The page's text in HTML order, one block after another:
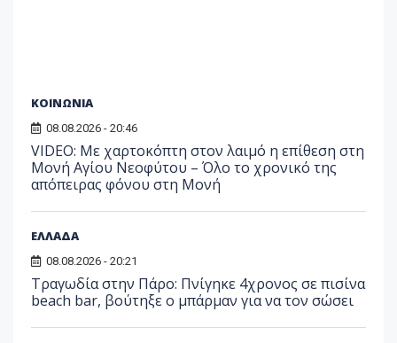
ΚΟΙΝΩΝΙΑ
08.08.2026 - 20:46
VIDEO: Με χαρτοκόπτη στον λαιμό η επίθεση στη
Μονή Αγίου Νεοφύτου – Όλο το χρονικό της
απόπειρας φόνου στη Μονή
ΕΛΛΑΔΑ
08.08.2026 - 20:21
Τραγωδία στην Πάρο: Πνίγηκε 4χρονος σε πισίνα
beach bar, βούτηξε ο μπάρμαν για να τον σώσει